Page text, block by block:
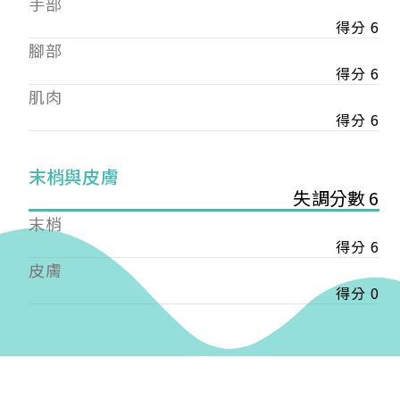
得分 6
腳部
得分 6
肌肉
得分 6
末梢與皮膚
失調分數 6
末梢
得分 6
皮膚
得分 0
會審核通過後即通知您進行繳費，繳費資訊如下
【會費】
個人會員:
入會費新臺幣1200元，於會員入會時繳納；常年會
費1200元，於每年度繳納。
費3000元，於每年度繳納。
戶名: 社團法人台灣自律神經健康培訓暨發展協會
帳號: 003-03-501566-2
銀行: (013) 國泰世華 南京東路分行